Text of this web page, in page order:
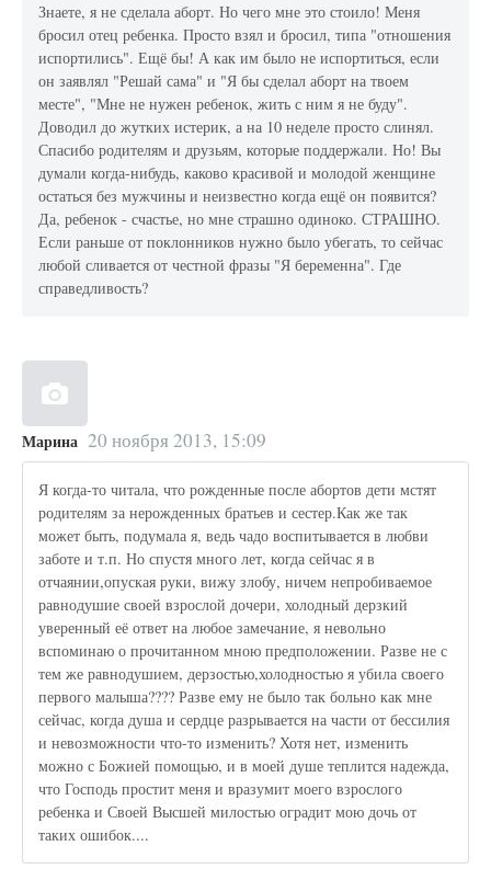
Знаете, я не сделала аборт. Но чего мне это стоило! Меня
бросил отец ребенка. Просто взял и бросил, типа "отношения
испортились". Ещё бы! А как им было не испортиться, если
он заявлял "Решай сама" и "Я бы сделал аборт на твоем
месте", "Мне не нужен ребенок, жить с ним я не буду".
Доводил до жутких истерик, а на 10 неделе просто слинял.
Спасибо родителям и друзьям, которые поддержали. Но! Вы
думали когда-нибудь, каково красивой и молодой женщине
остаться без мужчины и неизвестно когда ещё он появится?
Да, ребенок - счастье, но мне страшно одиноко. СТРАШНО.
Если раньше от поклонников нужно было убегать, то сейчас
любой сливается от честной фразы "Я беременна". Где
справедливость?
Марина 20 ноября 2013, 15:09
Я когда-то читала, что рожденные после абортов дети мстят
родителям за нерожденных братьев и сестер.Как же так
может быть, подумала я, ведь чадо воспитывается в любви
заботе и т.п. Но спустя много лет, когда сейчас я в
отчаянии,опуская руки, вижу злобу, ничем непробиваемое
равнодушие своей взрослой дочери, холодный дерзкий
уверенный её ответ на любое замечание, я невольно
вспоминаю о прочитанном мною предположении. Разве не с
тем же равнодушием, дерзостью,холодностью я убила своего
первого малыша???? Разве ему не было так больно как мне
сейчас, когда душа и сердце разрывается на части от бессилия
и невозможности что-то изменить? Хотя нет, изменить
можно с Божией помощью, и в моей душе теплится надежда,
что Господь простит меня и вразумит моего взрослого
ребенка и Своей Высшей милостью оградит мою дочь от
таких ошибок....